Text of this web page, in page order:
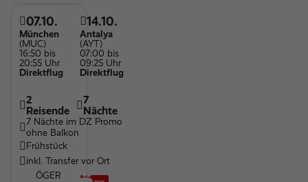
07.10.
München
(MUC)
16:50 bis
20:55 Uhr
Direktflug
14.10.
Antalya
(AYT)
07:00 bis
09:25 Uhr
Direktflug
2
Reisende
7
Nächte
7 Nächte im DZ Promo
ohne Balkon
Frühstück
inkl. Transfer vor Ort
ÖGER